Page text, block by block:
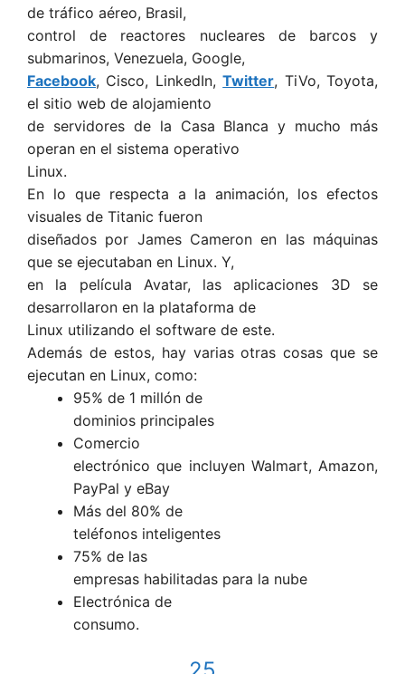
de tráfico aéreo, Brasil,
control de reactores nucleares de barcos y
submarinos, Venezuela, Google,
Facebook, Cisco, LinkedIn,Twitter, TiVo, Toyota,
el sitio web de alojamiento
de servidores de la Casa Blanca y mucho más
operan en el sistema operativo
Linux.
En lo que respecta a la animación, los efectos
visuales de Titanic fueron
diseñados por James Cameron en las máquinas
que se ejecutaban en Linux. Y,
en la película Avatar, las aplicaciones 3D se
desarrollaron en la plataforma de
Linux utilizando el software de este.
Además de estos, hay varias otras cosas que se
ejecutan en Linux, como:
95% de 1 millón de
dominios principales
Comercio
electrónico que incluyen Walmart, Amazon,
PayPal y eBay
Más del 80% de
teléfonos inteligentes
75% de las
empresas habilitadas para la nube
Electrónica de
consumo.